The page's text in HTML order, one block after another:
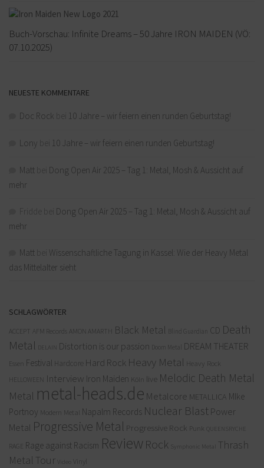
Buch-Vorschau: Infinite Dreams – 50 Jahre IRON MAIDEN (VÖ:
07.10.2025)
NEUESTE KOMMENTARE
Doc Rock 10 Jahre – wir feiern einen runden Geburtstag!
Lony 10 Jahre – wir feiern einen runden Geburtstag!
Matt
Dong Open Air 2025 – Tag 1: Metal, Mosh & Aussicht auf
mehr
Dong Open Air 2025 – Tag 1: Metal, Mosh & Aussicht auf
mehr
Matt
Wissenschaftliche Tagung in Kassel: Wie der Heavy Metal
das Mittelalter sieht
SCHLAGWÖRTER
ACCEPT AFM Records AMON AMARTH Black Metal Blind Guardian CD Death
Metal
DELAIN Distortion is our passion Doom Metal DREAM THEATER
Essen Festival Hardcore Hard Rock Heavy Metal Heavy Rock
HELLOWEEN Interview Iron Maiden Köln live Melodic Death Metal
Metal metal-heads.de Metalcore METALLICA MIke
Portnoy Modern Metal Napalm Records Nuclear Blast Power
Metal Progressive Metal Progressive Rock Punk QUEENSRYCHE
RAGE Rage against Racism Review Rock Symphonic Metal
Thrash
Metal Tour Video Vinyl